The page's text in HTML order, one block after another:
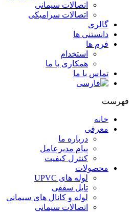
اتصالات سیمانی
اتصالات سرامیکی
گالری
دانستنی ها
فرم ها
استخدام
همکاری با ما
تماس با ما
فهرست
خانه
معرفی
درباره ما
پیام مدیرعامل
کنترل کیفیت
محصولات
لوله های UPVC
تایل سقفی
لوله و کانال های سیمانی
اتصالات سیمانی